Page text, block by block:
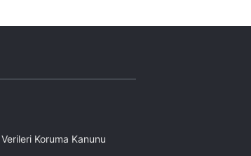
Koruma Kanunu